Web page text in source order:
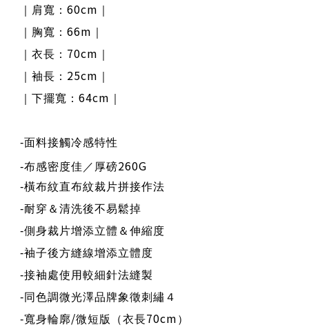
｜肩寬： 60cm
｜胸寬： 66m
｜衣長： 70cm
｜袖長： 25cm
｜下擺寬： 64cm
-面料接觸冷感特性
-布感密度佳 ／ 厚磅260G
-橫布紋直布紋裁片拼接作法
-耐穿＆清洗後不易鬆掉
-側身裁片增添立體＆伸縮度
-袖子後方縫線增添立體度
-接袖處使用較細針法縫製
-同色調微光澤品牌象徵刺繡４
-寬身輪廓/微短版（衣長70cm ）